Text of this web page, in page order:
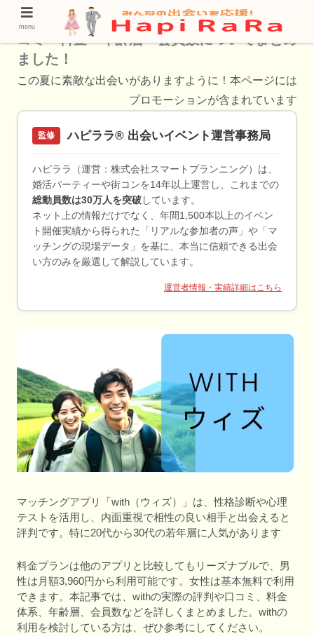
【評判】ウィズは実際どうなのか？評判・口
コミ・料金・年齢層・会員数についてまとめ
ました！
この夏に素敵な出会いがありますように！本ページには
プロモーションが含まれています
監修 ハピララ® 出会いイベント運営事務局
ハピララ（運営：株式会社スマートプランニング）は、
婚活パーティーや街コンを14年以上運営し、これまでの
総動員数は30万人を突破 しています。
ネット上の情報だけでなく、年間1,500本以上のイベン
ト開催実績から得られた「リアルな参加者の声」や「マ
ッチングの現場データ」を基に、本当に信頼できる出会
い方のみを厳選して解説しています。
運営者情報・実績詳細はこちら
マッチングアプリ「with（ウィズ）」は、性格診断や心理
テストを活用し、内面重視で相性の良い相手と出会えると
評判です。特に20代から30代の若年層に人気があります
料金プランは他のアプリと比較してもリーズナブルで、男
性は月額3,960円から利用可能です。女性は基本無料で利用
できます。本記事では、withの実際の評判や口コミ、料金
体系、年齢層、会員数などを詳しくまとめました。withの
利用を検討している方は、ぜひ参考にしてください。
menu